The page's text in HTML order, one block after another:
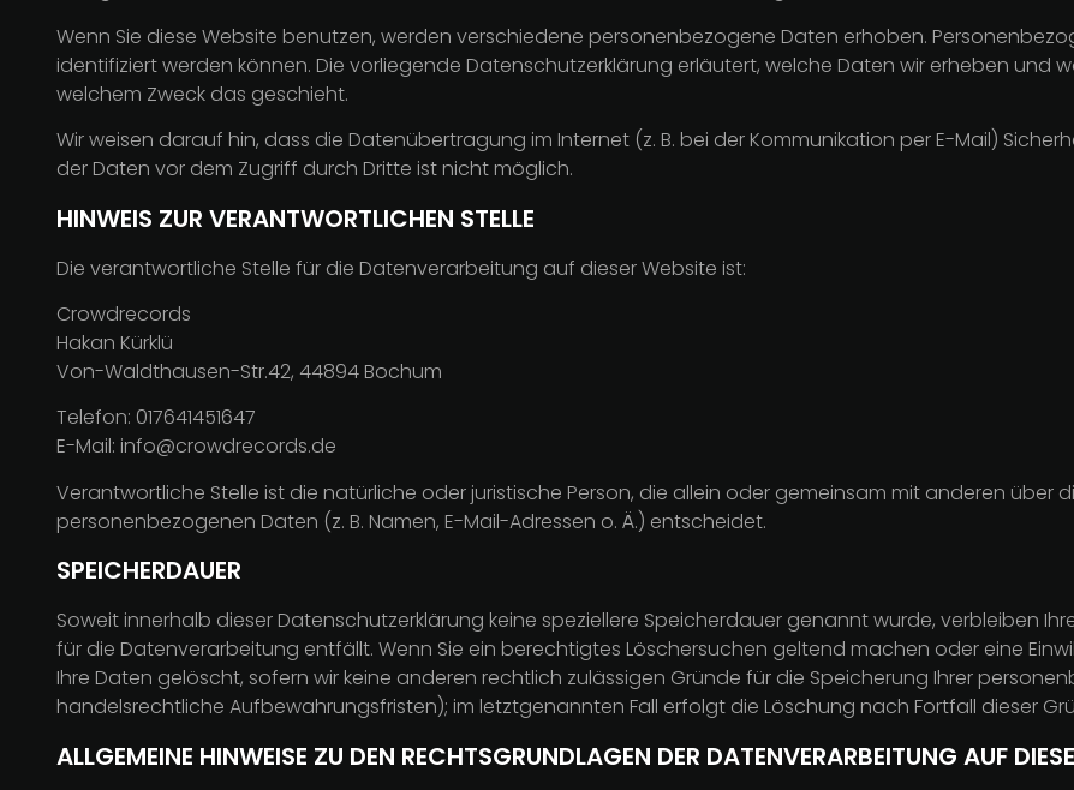
Wenn Sie diese Website benutzen, werden verschiedene personenbezogene Daten erhoben.
identifiziert werden können. Die vorliegende Datenschutzerklärung erläutert, welche Daten wir erheben und
welchem Zweck das geschieht.
Wir weisen darauf hin, dass die Datenübertragung im Internet (z. B. bei der Kommunikation per E-Mail)
der Daten vor dem Zugriff durch Dritte ist nicht möglich.
HINWEIS ZUR VERANTWORTLICHEN STELLE
Die verantwortliche Stelle für die Datenverarbeitung auf dieser Website ist:
Crowdrecords
Hakan Kürklü
Von-Waldthausen-Str.42, 44894 Bochum
Telefon: 017641451647
E-Mail: info@crowdrecords.de
Verantwortliche Stelle ist die natürliche oder juristische Person, die allein oder gemeinsam mit anderen über
personenbezogenen Daten (z. B. Namen, E-Mail-Adressen o. Ä.) entscheidet.
SPEICHERDAUER
Soweit innerhalb dieser Datenschutzerklärung keine speziellere Speicherdauer genannt wurde, verbleiben
für die Datenverarbeitung entfällt. Wenn Sie ein berechtigtes Löschersuchen geltend machen oder eine
Ihre Daten gelöscht, sofern wir keine anderen rechtlich zulässigen Gründe für die Speicherung Ihrer
handelsrechtliche Aufbewahrungsfristen); im letztgenannten Fall erfolgt die Löschung nach Fortfall dieser
ALLGEMEINE HINWEISE ZU DEN RECHTSGRUNDLAGEN DER DATENVERARBEITUNG AUF